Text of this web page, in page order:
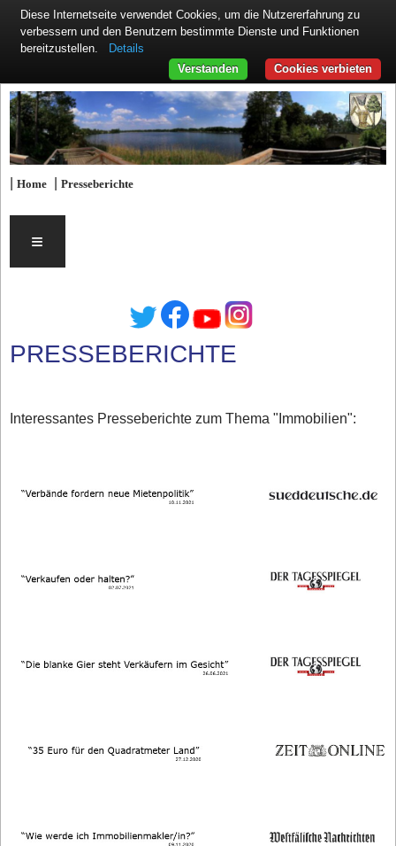
|Home |Presseberichte
≡
PRESSEBERICHTE
Interessantes Presseberichte zum Thema "Immobilien":
Diese Internetseite verwendet Cookies, um die Nutzererfahrung zu
verbessern und den Benutzern bestimmte Dienste und Funktionen
bereitzustellen.
Details
Cookies verbieten
Verstanden